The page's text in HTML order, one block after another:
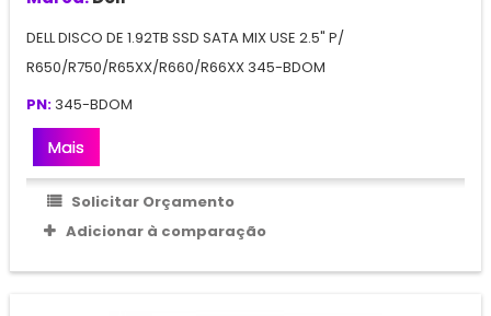
DELL DISCO DE 1.92TB SSD SATA MIX USE 2.5" P/
R650/R750/R65XX/R660/R66XX 345-BDOM
PN: 345-BDOM
Mais
Solicitar Orçamento
Adicionar à comparação